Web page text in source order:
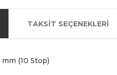
TAKSIT SEÇENEKLERI
(10 Stop)